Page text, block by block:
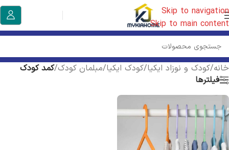
Skip to navigation
Skip to main content
خانه/کودک و نوزاد ایکیا/کودک ایکیا/مبلمان کودک/کمد کودک
فیلترها